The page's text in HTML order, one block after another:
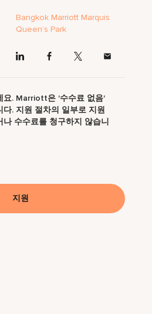
Bangkok Marriott Marquis
Queen’s Park
요. Marriott은 '수수료 없음'
. 지원 절차의 일부로 지원
수수료를 청구하지 않습니
지원